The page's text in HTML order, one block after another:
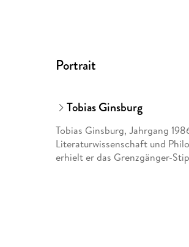
Portrait
Tobias Ginsburg
Tobias Ginsburg, Jahrgang
Literaturwissenschaft und
erhielt er das Grenzgänger-